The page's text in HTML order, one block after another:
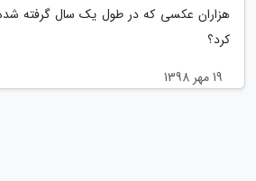
هزاران عکسی که در طول یک سال گرفته
کرد؟
19 مهر 1398